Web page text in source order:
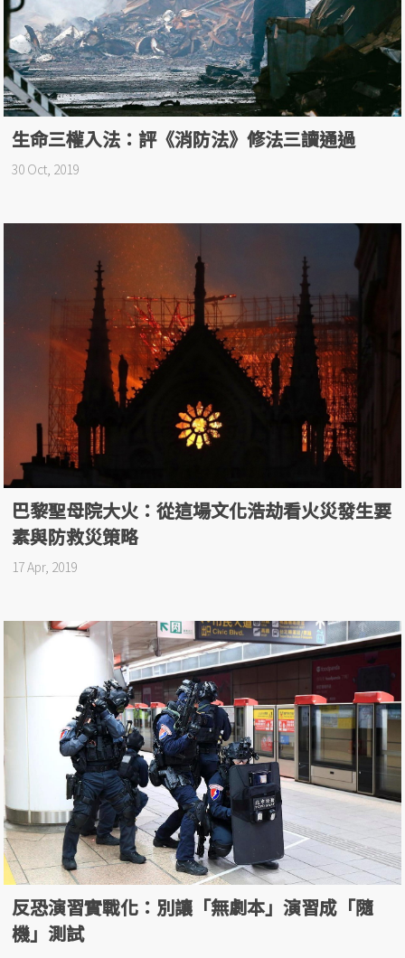
生命三權入法：評《消防法》修法三讀通過
30 Oct, 2019
巴黎聖母院大火：從這場文化浩劫看火災發生要
素與防救災策略
17 Apr, 2019
反恐演習實戰化：別讓「無劇本」演習成「隨
機」測試